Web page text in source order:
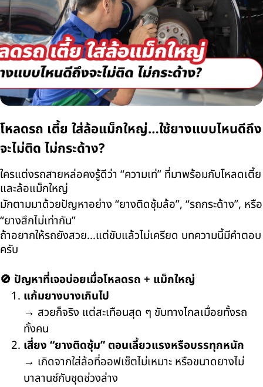
โหลดรถ เตี้ย ใส่ล้อแม็กใหญ่…ใช้ยางแบบไหนดีถึง
จะไม่ติด ไม่กระด้าง?
ใครแต่งรถสายหล่อคงรู้ดีว่า “ความเท่” ที่มาพร้อมกับโหลดเตี้ย
และล้อแม็กใหญ่
มักตามมาด้วยปัญหาอย่าง “ยางติดซุ้มล้อ”, “รถกระด้าง”, หรือ
“ยางสึกไม่เท่ากัน”
ถ้าอยากให้รถยังสวย...แต่ขับแล้วไม่เครียด บทความนี้มีคำตอบ
ครับ
🚫 ปัญหาที่เจอบ่อยเมื่อโหลดรถ + แม็กใหญ่
แก้มยางบางเกินไป
→ สวยก็จริง แต่สะเทือนสุด ๆ ขับทางไกลเมื่อยทั้งรถ
ทั้งคน
เสี่ยง “ยางติดซุ้ม” ตอนเลี้ยวแรงหรือบรรทุกหนัก
→ เกิดจากใส่ล้อที่ออฟเซ็ตไม่เหมาะ หรือขนาดยางไม่
บาลานซ์กับชุดช่วงล่าง